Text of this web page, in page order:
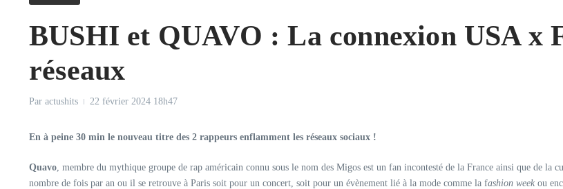
BUSHI et QUAVO : La connexion USA x
réseaux
Par actushits 22 février 2024 18h47
En à peine 30 min le nouveau titre des 2 rappeurs enflamment les réseaux sociaux !
Quavo, membre du mythique groupe de rap américain connu sous le nom des Migos est un fan incontesté de la France ainsi que de la
nombre de fois par an ou il se retrouve à Paris soit pour un concert, soit pour un évènement lié à la mode comme la fashion week ou